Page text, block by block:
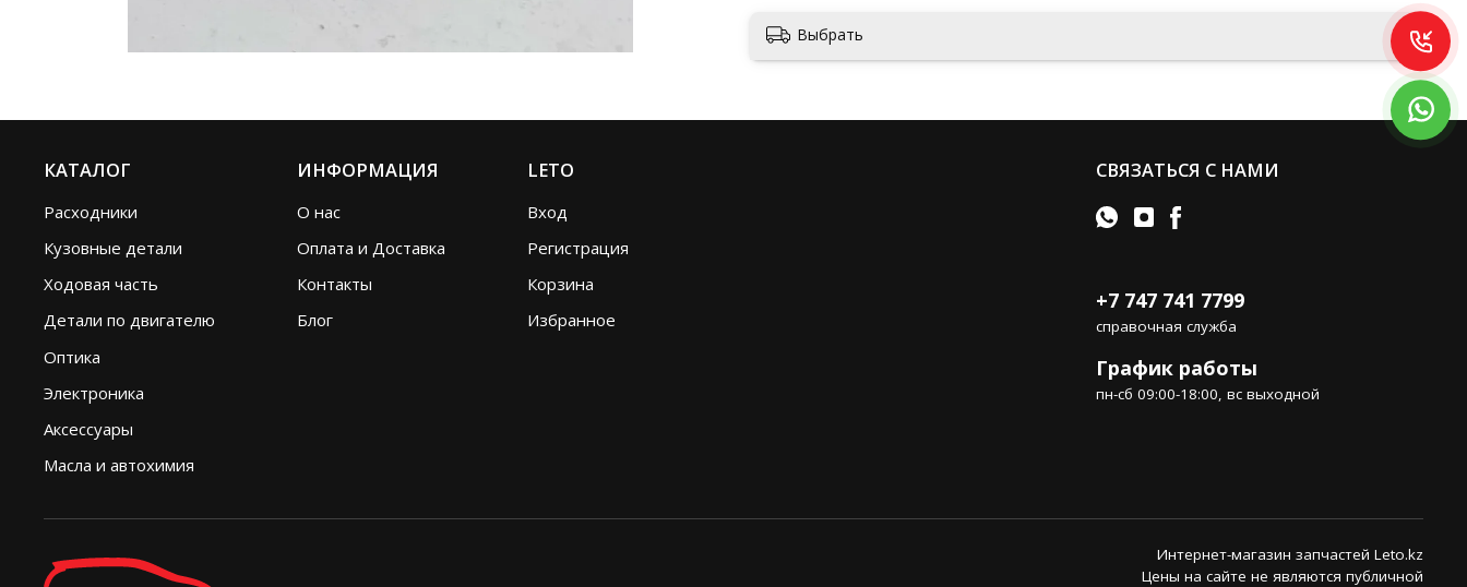
Выбрать
КАТАЛОГ
Расходники
Кузовные детали
Ходовая часть
Детали по двигателю
Оптика
Электроника
Аксессуары
Масла и автохимия
ИНФОРМАЦИЯ
О нас
Оплата и Доставка
Контакты
Блог
LETO
Вход
Регистрация
Корзина
Избранное
СВЯЗАТЬСЯ С НАМИ
+7 747 741 7799
справочная служба
График работы
пн-сб 09:00-18:00, вс выходной
Интернет-магазин запчастей Leto.kz
Цены на сайте не являются публичной